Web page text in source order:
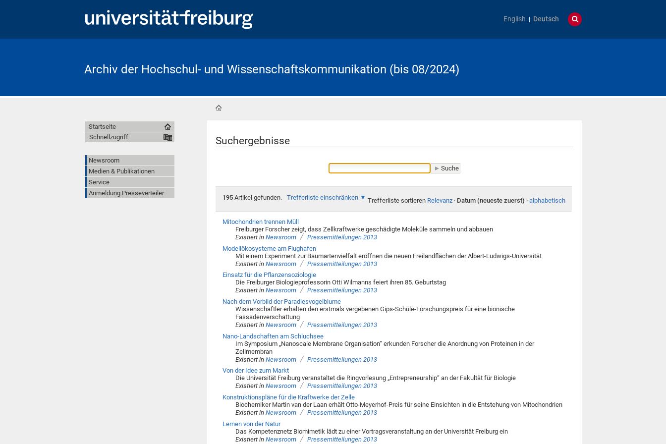
English Deutsch
Archiv der Hochschul- und Wissenschaftskommunikation (bis 08/2024)
Suchergebnisse
195Artikel gefunden. Trefferliste einschränken Trefferliste sortieren Relevanz · Datum (neueste zuerst) · alphabetisch
Mitochondrien trennen Müll
Freiburger Forscher zeigt, dass Zellkraftwerke geschädigte Moleküle sammeln und abbauen
Existiert in Newsroom / Pressemitteilungen 2013
Modellökosysteme am Flughafen
Mit einem Experiment zur Baumartenvielfalt eröffnen die neuen Freilandflächen der Albert-Ludwigs-Universität
Existiert in Newsroom / Pressemitteilungen 2013
Einsatz für die Pflanzensoziologie
Die Freiburger Biologieprofessorin Otti Wilmanns feiert ihren 85. Geburtstag
Existiert in Newsroom / Pressemitteilungen 2013
Nach dem Vorbild der Paradiesvogelblume
Wissenschaftler erhalten den erstmals vergebenen Gips-Schüle-Forschungspreis für eine bionische
Fassadenverschattung
Existiert in Newsroom / Pressemitteilungen 2013
Nano-Landschaften am Schluchsee
Im Symposium „Nanoscale Membrane Organisation“ erkunden Forscher die Anordnung von Proteinen in der
Zellmembran
Existiert in Newsroom / Pressemitteilungen 2013
Von der Idee zum Markt
Die Universität Freiburg veranstaltet die Ringvorlesung „Entrepreneurship“ an der Fakultät für Biologie
Existiert in Newsroom / Pressemitteilungen 2013
Konstruktionspläne für die Kraftwerke der Zelle
Biochemiker Martin van der Laan erhält Otto-Meyerhof-Preis für seine Einsichten in die Entstehung von Mitochondrien
Existiert in Newsroom / Pressemitteilungen 2013
Lernen von der Natur
Das Kompetenznetz Biomimetik lädt zu einer Vortragsveranstaltung an der Universität Freiburg ein
Existiert in Newsroom / Pressemitteilungen 2013
Startseite
Schnellzugriff
Newsroom
Medien & Publikationen
Service
Anmeldung Presseverteiler